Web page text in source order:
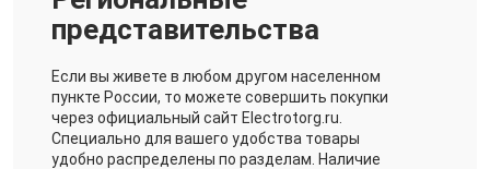
представительства
Если вы живете в любом другом населенном
пункте России, то можете совершить покупки
через официальный сайт Electrotorg.ru.
Специально для вашего удобства товары
удобно распределены по разделам. Наличие